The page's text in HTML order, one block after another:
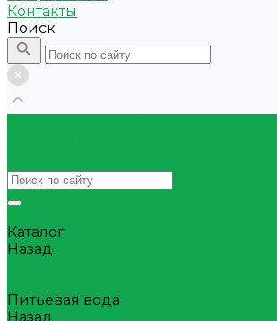
Контакты
Поиск
Каталог
Назад
Питьевая вода
Назад